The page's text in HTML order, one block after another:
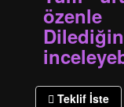
Teklif İste